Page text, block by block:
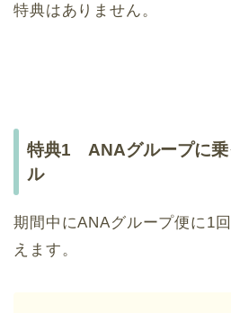
特典はありません。
特典1 ANAグループに乗
ル
期間中にANAグループ便に1
えます。